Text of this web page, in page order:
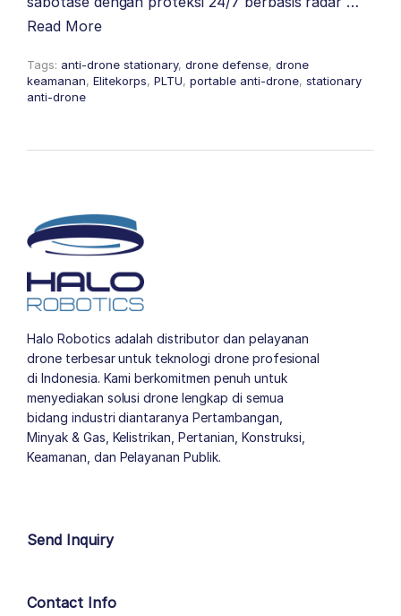
Read More
Tags: anti-drone stationary, drone defense, drone
keamanan, Elitekorps, PLTU, portable anti-drone, stationary
anti-drone
Halo Robotics adalah distributor dan pelayanan
drone terbesar untuk teknologi drone profesional
di Indonesia. Kami berkomitmen penuh untuk
menyediakan solusi drone lengkap di semua
bidang industri diantaranya Pertambangan,
Minyak & Gas, Kelistrikan, Pertanian, Konstruksi,
Keamanan, dan Pelayanan Publik.
Send Inquiry
Contact Info